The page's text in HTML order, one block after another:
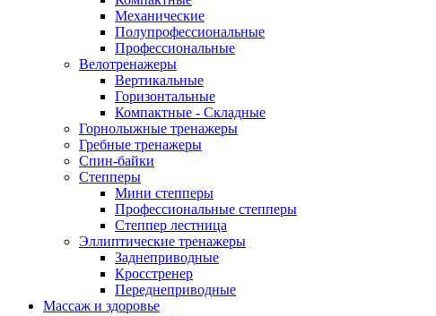
Механические
Полупрофессиональные
Профессиональные
Велотренажеры
Вертикальные
Горизонтальные
Компактные - Складные
Горнолыжные тренажеры
Гребные тренажеры
Спин-байки
Степперы
Мини степперы
Профессиональные степперы
Степпер лестница
Эллиптические тренажеры
Заднеприводные
Кросстренер
Переднеприводные
Массаж и здоровье